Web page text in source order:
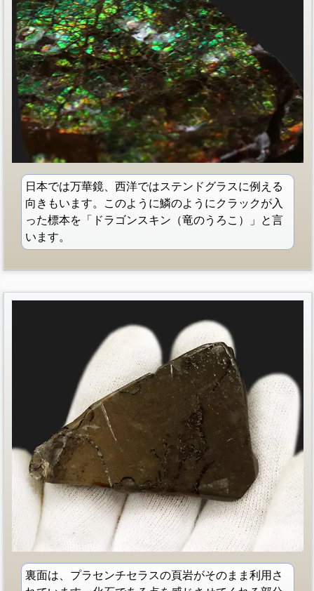
日本では万華鏡、西洋ではステンドグラスに例える
向きもいます。このように鱗のようにクラックが入
った標本を「ドラゴンスキン（竜のうろこ）」と言
います。
裏面は、プラセンチセラスの頁岩がそのまま利用さ